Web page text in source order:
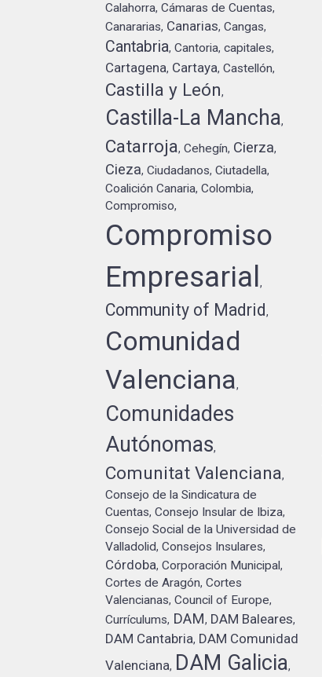
Calahorra,Cámaras de Cuentas,
Canararias, Canarias,Cangas,
Cantabria,Cantoria,capitales,
Cartagena, Cartaya,Castellón,
Castilla y León,
Castilla-La Mancha,
Catarroja,Cehegín, Cierza,
Cieza,Ciudadanos,Ciutadella,
Coalición Canaria,Colombia,
Compromiso,
Compromiso
Empresarial,
Community of Madrid,
Comunidad
Valenciana,
Comunidades
Autónomas,
Comunitat Valenciana,
Consejo de la Sindicatura de
Cuentas,Consejo Insular de Ibiza,
Consejo Social de la Universidad de
Valladolid,Consejos Insulares,
Córdoba,Corporación Municipal,
Cortes de Aragón,Cortes
Valencianas,Council of Europe,
Currículums, DAM, DAM Baleares,
DAM Cantabria, DAM Comunidad
Valenciana, DAM Galicia,